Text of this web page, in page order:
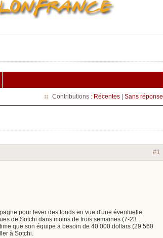
Contributions : Récentes Sans réponse
#1
pour lever des fonds en vue d'une éventuelle
de Sotchi dans moins de trois semaines (7-23
que son équipe a besoin de 40 000 dollars (29 560
à Sotchi.